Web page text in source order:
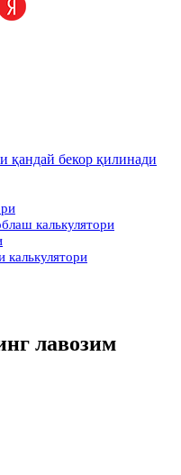
қандай бекор қилинади
калькулятори
лавозим